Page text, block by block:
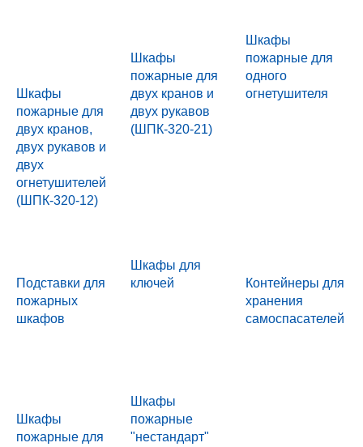
Шкафы
пожарные для
двух кранов,
двух рукавов и
двух
огнетушителей
(ШПК-320-12)
Шкафы
пожарные для
двух кранов и
двух рукавов
(ШПК-320-21)
Шкафы
пожарные для
одного
огнетушителя
Подставки для
пожарных
шкафов
Шкафы для
ключей
Контейнеры для
хранения
самоспасателей
Шкафы
пожарные для
Шкафы
пожарные
"нестандарт"